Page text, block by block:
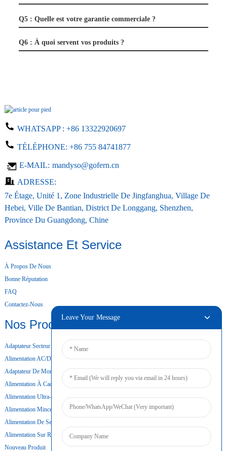
Q5 : Quelle est votre garantie commerciale ?
Q6 : À quoi servent vos produits ?
WHATSAPP : +86 13322920697
TÉLÉPHONE: +86 755 84741877
E-MAIL: mandyso@gofern.cn
ADRESSE:
7e Étage, Unité 1, Zone Industrielle De Jingfanghua, Village De
Hebei, Ville De Bantian, District De Longgang, Shenzhen,
Province Du Guangdong, Chine
Assistance Et Service
À Propos De Nous
Bonne Réputation
FAQ
Contactez-Nous
Nos Produits
Adaptateur Secteur De Bureau
Alimentation AC/DC
Adaptateur De Montage Mural
Alimentation À Cadre Ouvert
Alimentation Ultra-Mince
Alimentation Mince
Alimentation De Secours Par Batterie
Alimentation Sur Rail DIN
Nouveau Produit
Leave Your Message